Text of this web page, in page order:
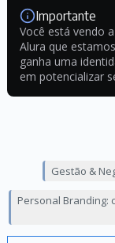
Importante
Você está vendo
Alura que
ganha uma
em potencializar
Gestão &
Personal Branding: